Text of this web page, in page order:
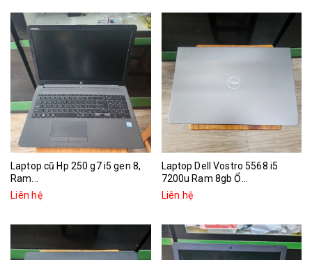
Laptop cũ Hp 250 g7 i5 gen 8,
Ram...
Liên hệ
Laptop Dell Vostro 5568 i5
7200u Ram 8gb Ổ...
Liên hệ